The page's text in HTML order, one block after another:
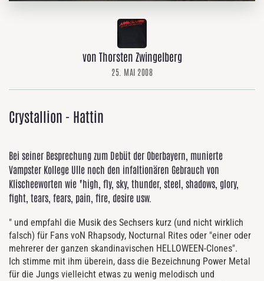
von Thorsten Zwingelberg
25. MAI 2008
Crystallion - Hattin
Bei seiner Besprechung zum Debüt der Oberbayern, munierte
Vampster Kollege Ulle noch den infaltionären Gebrauch von
Klischeeworten wie "high, fly, sky, thunder, steel, shadows, glory,
fight, tears, fears, pain, fire, desire usw.
" und empfahl die Musik des Sechsers kurz (und nicht wirklich
falsch) für Fans voN Rhapsody, Nocturnal Rites oder "einer oder
mehrerer der ganzen skandinavischen HELLOWEEN-Clones".
Ich stimme mit ihm überein, dass die Bezeichnung Power Metal
für die Jungs vielleicht etwas zu wenig melodisch und